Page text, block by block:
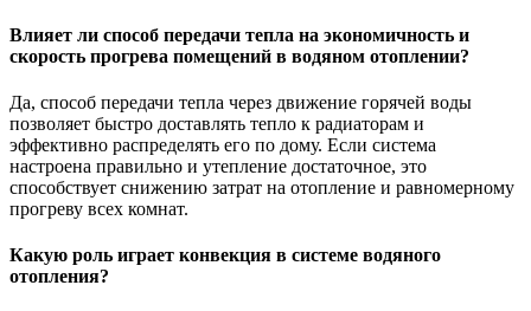
Влияет ли способ передачи тепла на экономичность и
скорость прогрева помещений в водяном отоплении?
Да, способ передачи тепла через движение горячей воды
позволяет быстро доставлять тепло к радиаторам и
эффективно распределять его по дому. Если система
настроена правильно и утепление достаточное, это
способствует снижению затрат на отопление и равномерному
прогреву всех комнат.
Какую роль играет конвекция в системе водяного
отопления?